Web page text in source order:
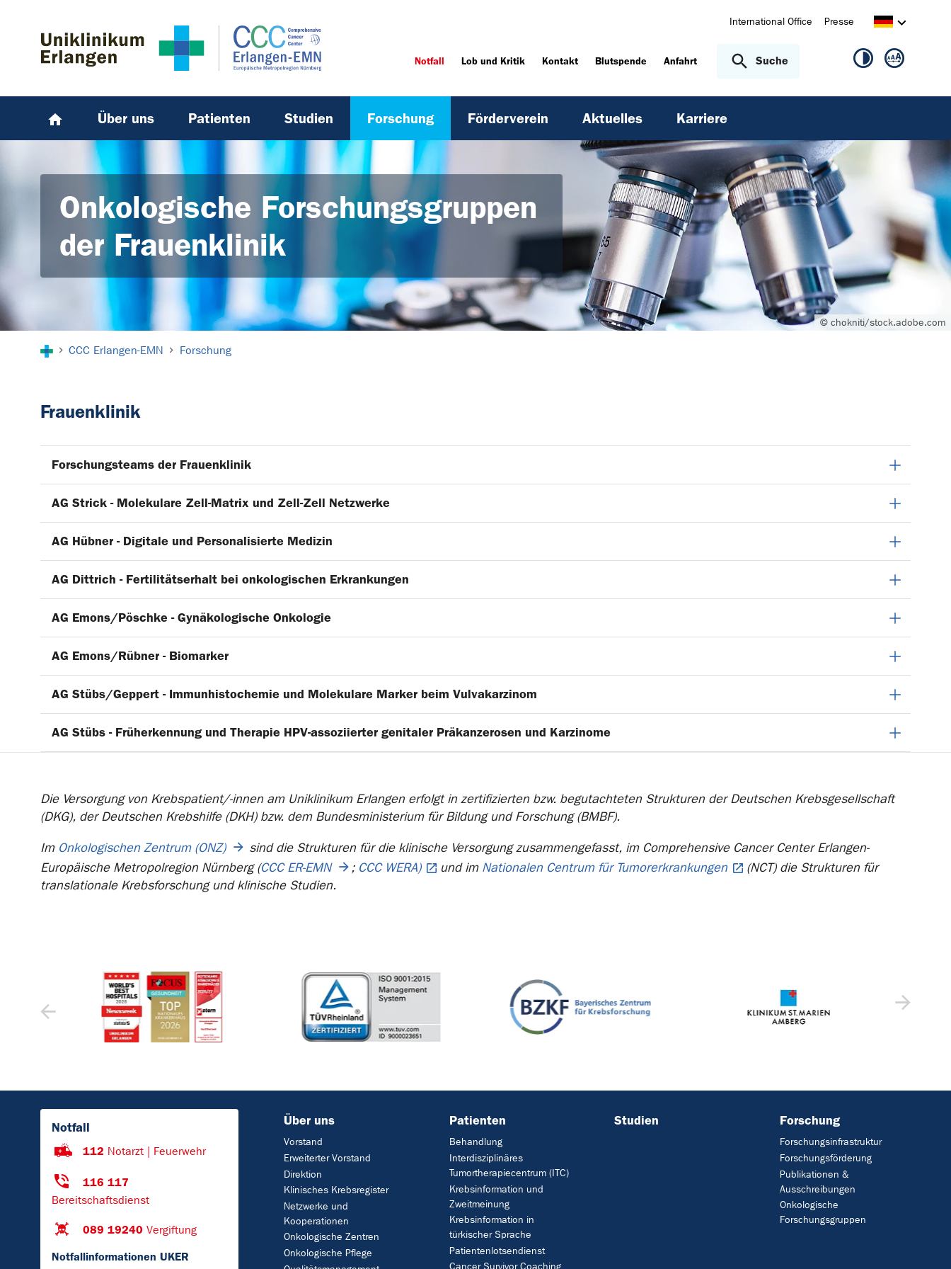
International Office Presse
Notfall Lob und Kritik Kontakt Blutspende Anfahrt Suche
Über uns Patienten Studien Forschung Förderverein Aktuelles Karriere
© chokniti/stock.adobe.com
Onkologische Forschungsgruppen
der Frauenklinik
CCC Erlangen-EMN Forschung
Frauenklinik
Forschungsteams der Frauenklinik
AG Strick - Molekulare Zell-Matrix und Zell-Zell Netzwerke
AG Hübner - Digitale und Personalisierte Medizin
AG Dittrich - Fertilitätserhalt bei onkologischen Erkrankungen
AG Emons/Pöschke - Gynäkologische Onkologie
AG Emons/Rübner - Biomarker
AG Stübs/Geppert - Immunhistochemie und Molekulare Marker beim Vulvakarzinom
AG Stübs - Früherkennung und Therapie HPV-assoziierter genitaler Präkanzerosen und Karzinome
Die Versorgung von Krebspatient/-innen am Uniklinikum Erlangen erfolgt in zertifizierten bzw. begutachteten Strukturen der Deutschen Krebsgesellschaft
(DKG), der Deutschen Krebshilfe (DKH) bzw. dem Bundesministerium für Bildung und Forschung (BMBF).
Im Onkologischen Zentrum (ONZ)
sind die Strukturen für die klinische Versorgung zusammengefasst, im Comprehensive Cancer Center Erlangen-
Europäische Metropolregion Nürnberg (CCC ER-EMN ; CCC WERA) und im Nationalen Centrum für Tumorerkrankungen
(NCT) die Strukturen für
translationale Krebsforschung und klinische Studien.
Notfall
112 Notarzt | Feuerwehr
116 117
Bereitschaftsdienst
089 19240 Vergiftung
Notfallinformationen UKER
Über uns
Vorstand
Erweiterter Vorstand
Direktion
Klinisches Krebsregister
Netzwerke und
Kooperationen
Onkologische Zentren
Onkologische Pflege
Patienten
Behandlung
Interdisziplinäres
Tumortherapiecentrum (ITC)
Krebsinformation und
Zweitmeinung
Krebsinformation in
türkischer Sprache
Patientenlotsendienst
Studien Forschung
Forschungsinfrastruktur
Forschungsförderung
Publikationen &
Ausschreibungen
Onkologische
Forschungsgruppen